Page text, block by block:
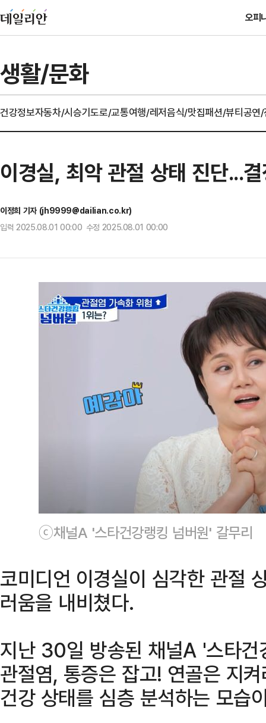
오피
생활/문화
건강정보자동차/시승기도로/교통여행/레저음식/맛집패션/뷰티공연
이경실, 최악 관절 상태 진단...
이정희 기자 (jh9999@dailian.co.kr)
입력 2025.08.01 00:00 수정 2025.08.01 00:00
ⓒ채널A '스타건강랭킹 넘버원' 갈무리
코미디언 이경실이 심각한 관절
러움을 내비쳤다.
지난 30일 방송된 채널A '스타건
관절염, 통증은 잡고! 연골은 지
건강 상태를 심층 분석하는 모습